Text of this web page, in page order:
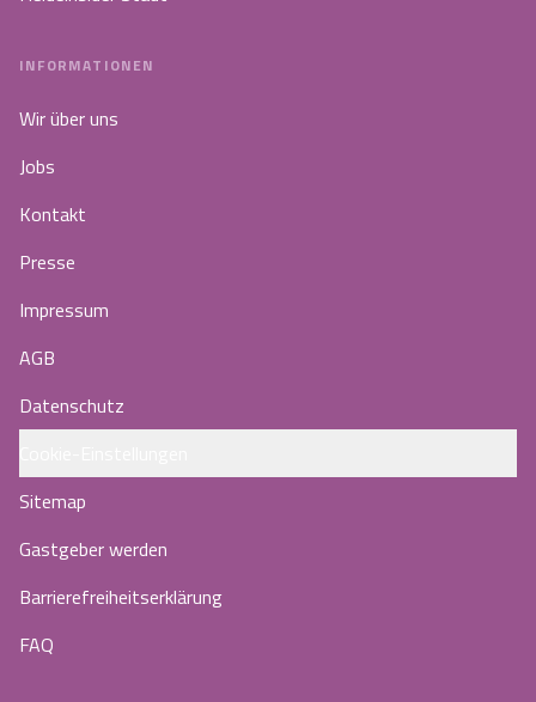
INFORMATIONEN
Wir über uns
Jobs
Kontakt
Presse
Impressum
AGB
Datenschutz
Sitemap
Gastgeber werden
Barrierefreiheitserklärung
FAQ